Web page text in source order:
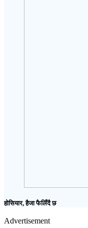
होसियार, हैजा फैलिँदै छ
Advertisement